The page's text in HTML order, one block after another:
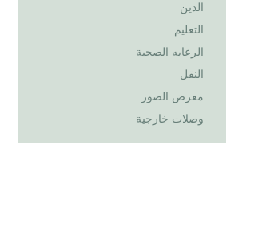
الدين
التعليم
الرعايه الصحية
النقل
معرض الصور
وصلات خارجية